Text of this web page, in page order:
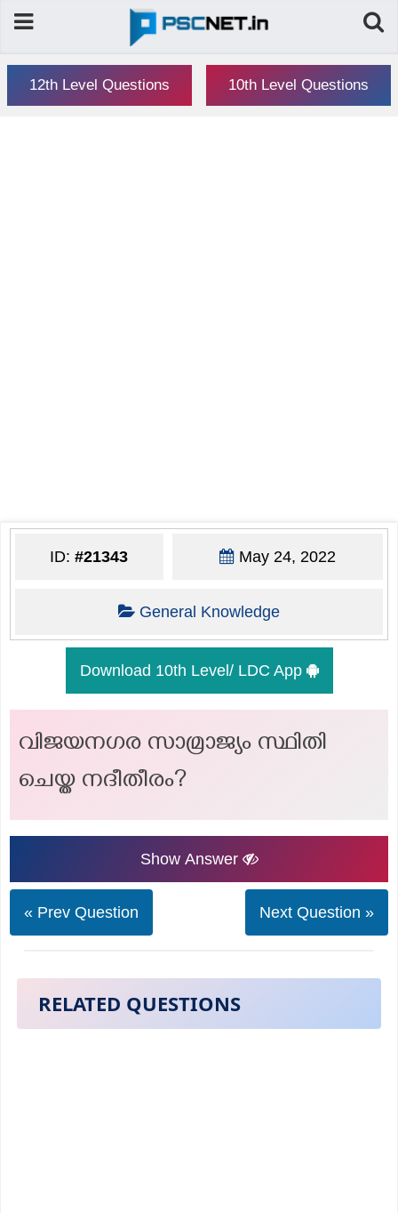
12th Level Questions 10th Level Questions
ID:#21343 May 24, 2022
General Knowledge
Download 10th Level/ LDC App
വിജയനഗര സാമ്രാജ്യം സ്ഥിതി
ചെയ്ത നദീതീരം?
Show Answer
« Prev Question Next Question »
RELATED QUESTIONS